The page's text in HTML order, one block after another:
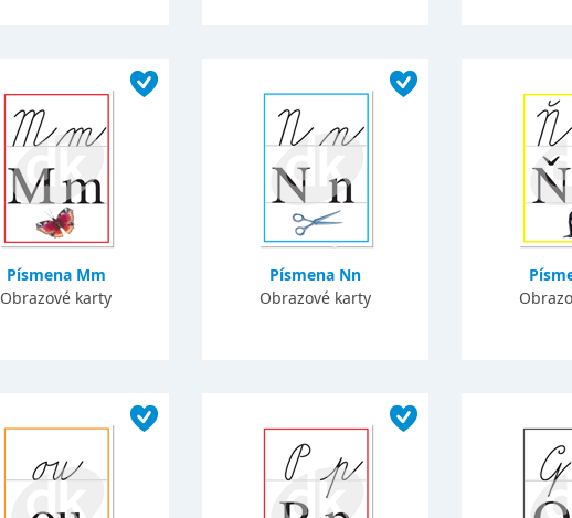
Písmena Mm
Obrazové karty
Písmena Nn
Obrazové karty